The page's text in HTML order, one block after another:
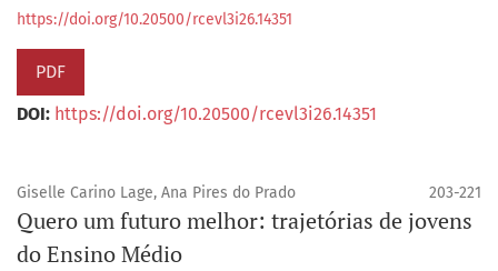
https://doi.org/10.20500/rcevl3i26.14351
PDF
DOI: https://doi.org/10.20500/rcevl3i26.14351
Giselle Carino Lage, Ana Pires do Prado 203-221
Quero um futuro melhor: trajetórias de jovens
do Ensino Médio